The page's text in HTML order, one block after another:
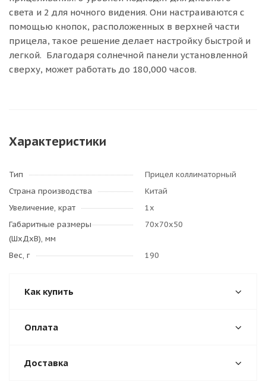
света и 2 для ночного видения. Они настраиваются с
помощью кнопок, расположенных в верхней части
прицела, такое решение делает настройку быстрой и
легкой. Благодаря солнечной панели установленной
сверху, может работать до 180,000 часов.
Характеристики
Тип
Прицел коллиматорный
Страна производства
Китай
Увеличение, крат
1х
Габаритные размеры
(ШхДхВ), мм
70x70x50
Вес, г 190
Как купить
Оплата
Доставка